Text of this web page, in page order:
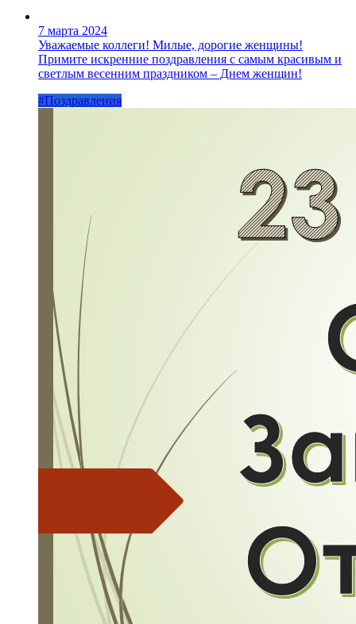
7 марта 2024
Уважаемые коллеги! Милые, дорогие женщины!
Примите искренние поздравления с самым красивым и
светлым весенним праздником – Днем женщин!
#Поздравления